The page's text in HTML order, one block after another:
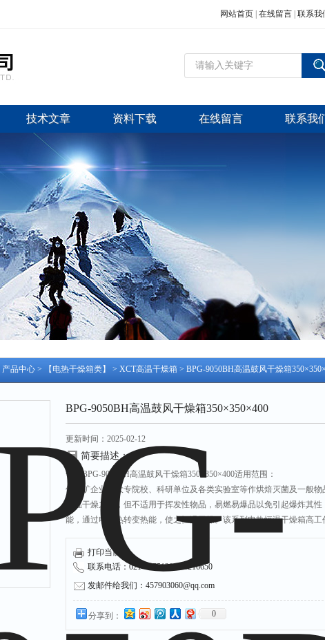
网站首页 在线留言 联系我
技术文章 资料下载 在线留言 联系我
产品中心 > 【电热干燥箱类】 > XCT高温干燥箱 > BPG-9050BH高温鼓风干燥箱
BPG-9050BH高温鼓风干燥箱350×350×400
更新时间：2025-02-12
简要描述：
一、BPG-9050BH高温鼓风干燥箱350×350×400适用范围：
供厂矿企业、大专院校、科研单位及各类实验室等作烘焙灭菌及一般物
恒温干燥之用，但不适用于挥发性物品，易燃易爆品以免引起爆炸其性
能，通过电加热转变热能，使之恒温干燥。该系列电热恒温干燥箱高工
温度可达500℃.特别适合一些作高温干燥、热处理试验之用。
打印当前页
联系电话：021-53751203/63216650
发邮件给我们：457903060@qq.com
分享到： 0